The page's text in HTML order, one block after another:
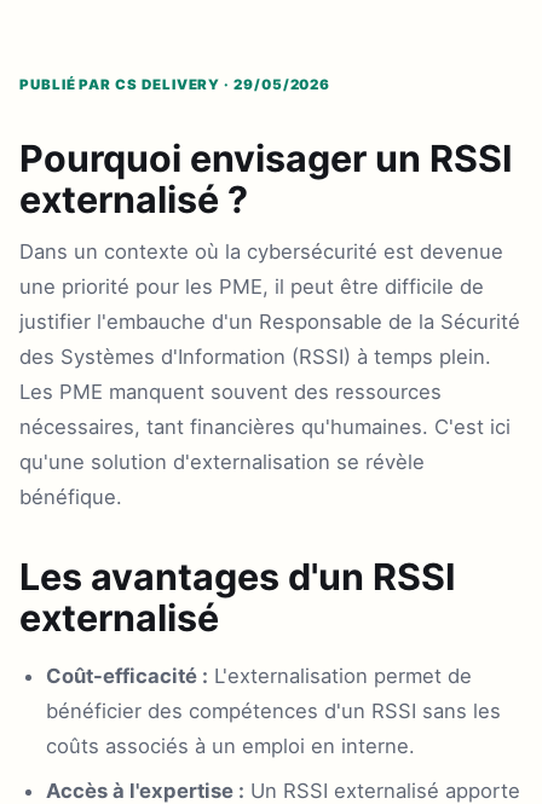
PUBLIÉ PAR CS DELIVERY · 29/05/2026
Pourquoi envisager un RSSI
externalisé ?
Dans un contexte où la cybersécurité est devenue
une priorité pour les PME, il peut être difficile de
justifier l'embauche d'un Responsable de la Sécurité
des Systèmes d'Information (RSSI) à temps plein.
Les PME manquent souvent des ressources
nécessaires, tant financières qu'humaines. C'est ici
qu'une solution d'externalisation se révèle
bénéfique.
Les avantages d'un RSSI
externalisé
Coût-efficacité : L'externalisation permet de
bénéficier des compétences d'un RSSI sans les
coûts associés à un emploi en interne.
Accès à l'expertise : Un RSSI externalisé apporte